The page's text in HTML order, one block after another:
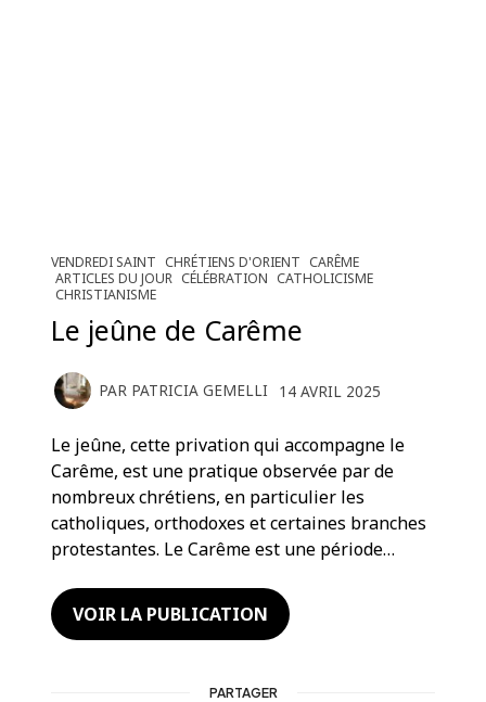
VENDREDI SAINT CHRÉTIENS D'ORIENT CARÊME
ARTICLES DU JOUR CÉLÉBRATION CATHOLICISME
CHRISTIANISME
Le jeûne de Carême
PAR PATRICIA GEMELLI 14 AVRIL 2025
Le jeûne, cette privation qui accompagne le
Carême, est une pratique observée par de
nombreux chrétiens, en particulier les
catholiques, orthodoxes et certaines branches
protestantes. Le Carême est une période…
VOIR LA PUBLICATION
PARTAGER